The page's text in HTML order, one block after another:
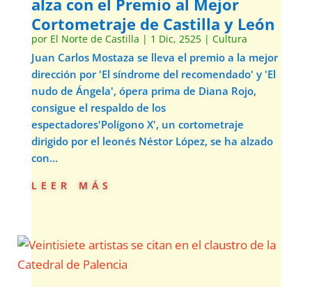
Cortometraje de Castilla y León
por El Norte de Castilla | 1 Dic, 2525| Cultura
Juan Carlos Mostaza se lleva el premio a la mejor
dirección por 'El síndrome del recomendado' y 'El
nudo de Ángela', ópera prima de Diana Rojo,
consigue el respaldo de los
espectadores'Polígono X', un cortometraje
dirigido por el leonés Néstor López, se ha alzado
con...
leer más